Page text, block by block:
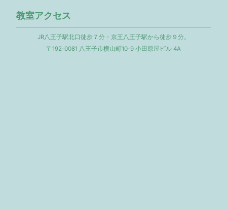
教室アクセス
JR八王子駅北口徒歩７分・京王八王子駅から徒歩９分。
〒192-0081 八王子市横山町10-9 小田原屋ビル 4A